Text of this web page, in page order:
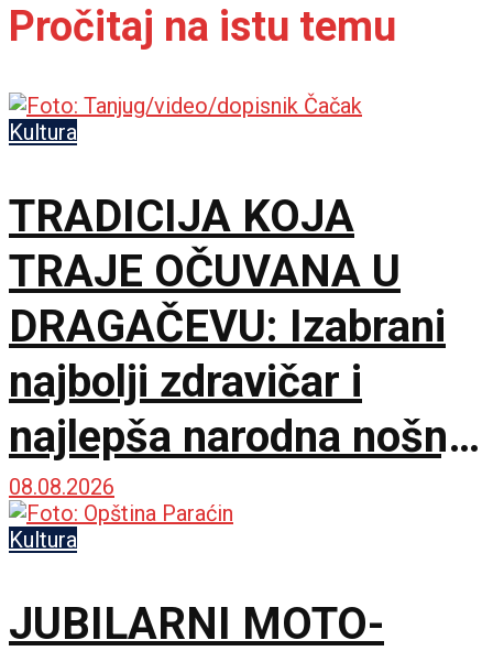
Pročitaj na istu temu
Kultura
TRADICIJA KOJA
TRAJE OČUVANA U
DRAGAČEVU: Izabrani
najbolji zdravičar i
najlepša narodna nošnja
na 65. Saboru trubača
08.08.2026
Kultura
JUBILARNI MOTO-